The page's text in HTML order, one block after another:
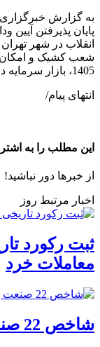
به گزارش خبرگزاری
پایان پذیرفتن آیین
انقلاب در شهر
1405، بازار سرمایه در روز سه‌شنبه هفته جاری فعال خواهد بود.
انتهای پیام/
این مطلب را به
از خبرها دور نباشید!
اخبار مرتبط روز
معاملات خرد
شاخص 22 صنعت بورسی صعودی شد